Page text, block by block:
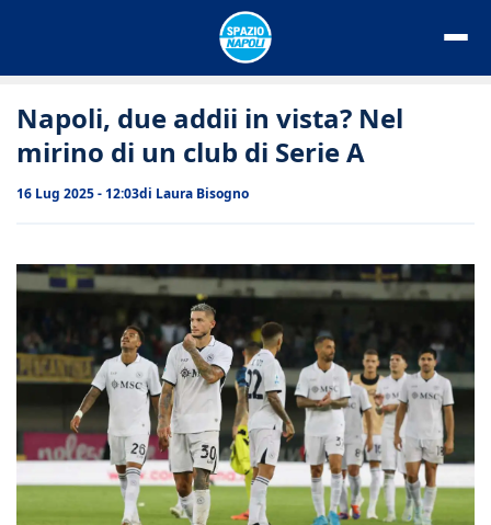
Napoli, due addii in vista? Nel
mirino di un club di Serie A
16 Lug 2025 - 12:03di Laura Bisogno